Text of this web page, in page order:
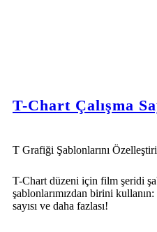
T-Chart Çalışma
T Grafiği Şablonlarını
T-Chart düzeni için film şeridi
şablonlarımızdan birini
sayısı ve daha fazlası!